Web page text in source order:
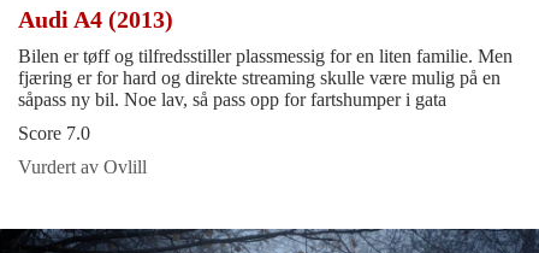
Audi A4 (2013)
Bilen er tøff og tilfredsstiller plassmessig for en liten familie. Men
fjæring er for hard og direkte streaming skulle være mulig på en
såpass ny bil. Noe lav, så pass opp for fartshumper i gata
Score 7.0
Vurdert av Ovlill